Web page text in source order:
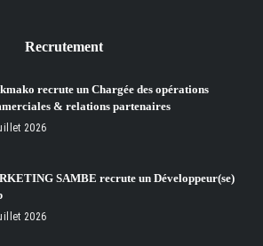
Recrutement
recrute un Chargée des opérations
& relations partenaires
2026
SAMBE recrute un Développeur(se)
2026